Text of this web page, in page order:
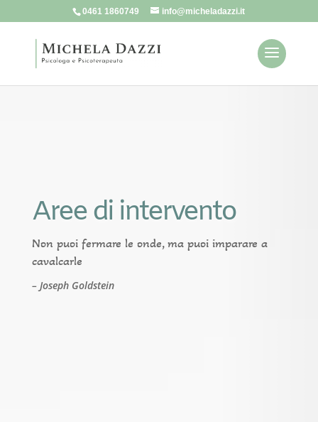
0461 1860749 info@micheladazzi.it
Aree di intervento
Non puoi fermare le onde, ma puoi imparare a
cavalcarle
– Joseph Goldstein